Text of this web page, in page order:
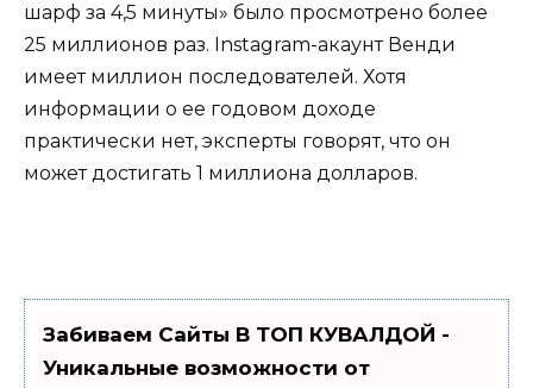
шарф за 4,5 минуты» было просмотрено более
25 миллионов раз. Instagram-акаунт Венди
имеет миллион последователей. Хотя
информации о ее годовом доходе
практически нет, эксперты говорят, что он
может достигать 1 миллиона долларов.
Забиваем Сайты В ТОП КУВАЛДОЙ -
Уникальные возможности от